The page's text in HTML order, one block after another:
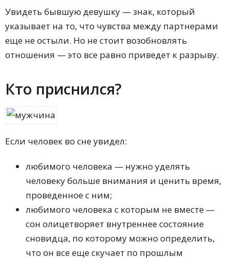
Увидеть бывшую девушку — знак, который
указывает на то, что чувства между партнерами
еще не остыли. Но не стоит возобновлять
отношения — это все равно приведет к разрыву.
Кто приснился?
Если человек во сне увидел:
любимого человека — нужно уделять
человеку больше внимания и ценить время,
проведенное с ним;
любимого человека с которым не вместе —
сон олицетворяет внутреннее состояние
сновидца, по которому можно определить,
что он все еще скучает по прошлым